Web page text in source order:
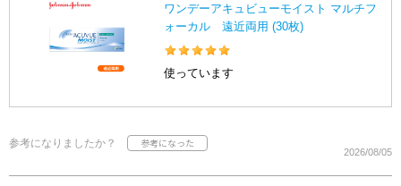
ワンデーアキュビューモイスト マルチフ
ォーカル 遠近両用 (30枚)
使っています
参考になりましたか？
2026/08/05